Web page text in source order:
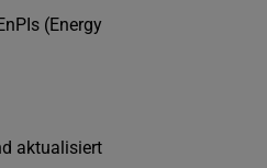
(Energy
aktualisiert